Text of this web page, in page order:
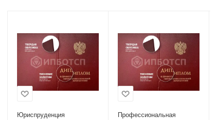
Юриспруденция
Профессиональная